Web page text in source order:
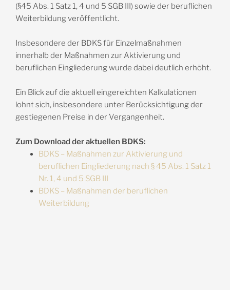
(§45 Abs. 1 Satz 1, 4 und 5 SGB III) sowie der beruflichen
Weiterbildung veröffentlicht.
Insbesondere der BDKS für Einzelmaßnahmen
innerhalb der Maßnahmen zur Aktivierung und
beruflichen Eingliederung wurde dabei deutlich erhöht.
Ein Blick auf die aktuell eingereichten Kalkulationen
lohnt sich, insbesondere unter Berücksichtigung der
gestiegenen Preise in der Vergangenheit.
Zum Download der aktuellen BDKS:
BDKS – Maßnahmen zur Aktivierung und
beruflichen Eingliederung nach § 45 Abs. 1 Satz 1
Nr. 1, 4 und 5 SGB III​
BDKS – Maßnahmen der beruflichen
Weiterbildung